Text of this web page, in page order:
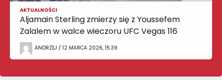
AKTUALNOŚCI
Aljamain Sterling zmierzy się z Youssefem
Zalalem w walce wieczoru UFC Vegas 116
ANDRZEJ / 12 MARCA 2026, 15:39